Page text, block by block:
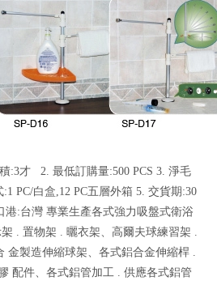
:3才 2. 最低訂購量:500 PCS 3. 淨毛
PC/白盒,12 PC五層外箱 5. 交貨期:30
港:台灣 專業生產各式強力吸盤式衛浴
. 置物架 . 曬衣架、高爾夫球練習架 .
金製造伸縮球架、各式鋁合金伸縮桿 .
配件、各式鋁管加工 . 供應各式鋁管